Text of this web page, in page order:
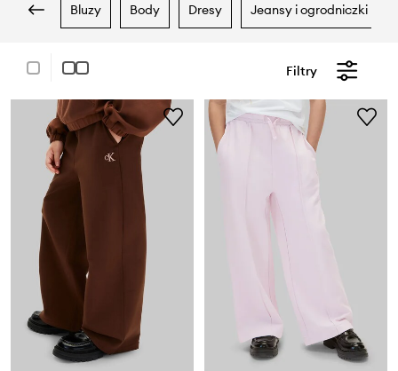
bluzy body dresy jeansy i ogrodniczki
Filtry